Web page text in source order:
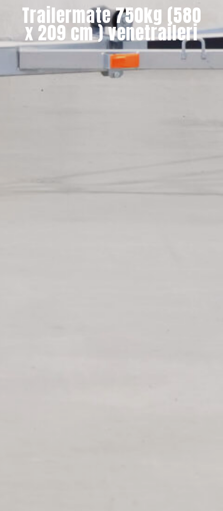
Trailermate 750kg (580
x 209 cm ) venetraileri